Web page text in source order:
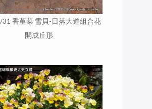
香堇菜 雪貝-日落大道組合花
開成丘形